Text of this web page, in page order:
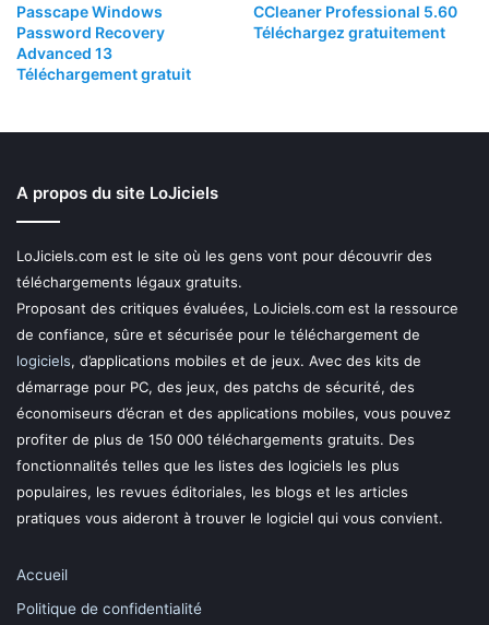
Passcape Windows
Password Recovery
Advanced 13
Téléchargement gratuit
CCleaner Professional 5.60
Téléchargez gratuitement
A propos du site LoJiciels
LoJiciels.com est le site où les gens vont pour découvrir des
téléchargements légaux gratuits.
Proposant des critiques évaluées, LoJiciels.com est la ressource
de confiance, sûre et sécurisée pour le téléchargement de
logiciels, d’applications mobiles et de jeux. Avec des kits de
démarrage pour PC, des jeux, des patchs de sécurité, des
économiseurs d’écran et des applications mobiles, vous pouvez
profiter de plus de 150 000 téléchargements gratuits. Des
fonctionnalités telles que les listes des logiciels les plus
populaires, les revues éditoriales, les blogs et les articles
pratiques vous aideront à trouver le logiciel qui vous convient.
Accueil
Politique de confidentialité